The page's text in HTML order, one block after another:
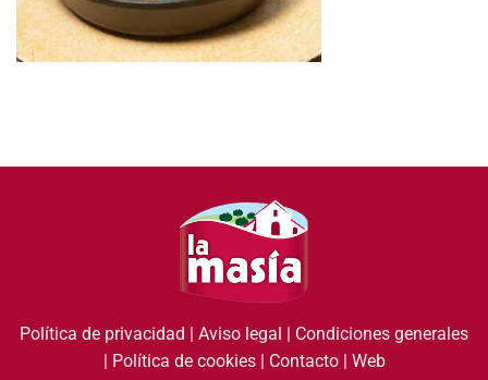
Política de privacidad Aviso legal
Condiciones generales
Política de cookies| Contacto| Web